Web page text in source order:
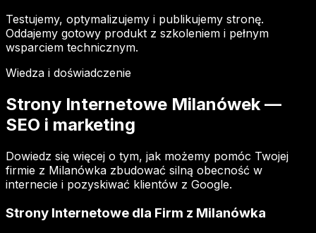
Testujemy, optymalizujemy i publikujemy stronę.
Oddajemy gotowy produkt z szkoleniem i pełnym
wsparciem technicznym.
Wiedza i doświadczenie
Strony Internetowe Milanówek —
SEO i marketing
Dowiedz się więcej o tym, jak możemy pomóc Twojej
firmie z Milanówka zbudować silną obecność w
internecie i pozyskiwać klientów z Google.
Strony Internetowe dla Firm z Milanówka